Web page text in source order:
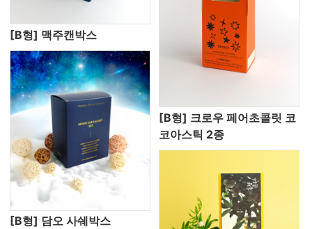
[B형] 맥주캔박스
[B형] 담오 사쉐박스
[B형] 크로우 페어초콜릿 코
코아스틱 2종